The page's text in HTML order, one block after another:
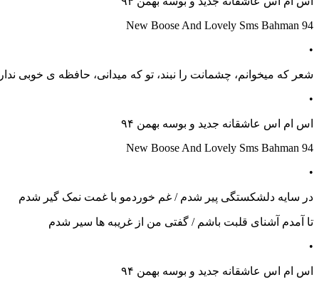
New Boose And Lovely Sms Bahman 94
•
شعر که میخوانم، چشمانت را نبند، تو که میدانی، حافظه ی خوبی
•
اس ام اس عاشقانه جدید و بوسه بهمن ۹۴
New Boose And Lovely Sms Bahman 94
•
در سایه دلشکستگی پیر شدم / غم خوردمو با غمت نمک گیر شدم
تا آمدم آشنای قلبت باشم / گفتی من از غریبه ها سیر شدم
•
اس ام اس عاشقانه جدید و بوسه بهمن ۹۴